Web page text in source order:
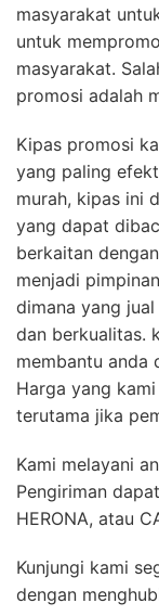
masyarakat
untuk
masyarakat.
promosi adalah
Kipas promosi
yang paling
murah, kipas ini
yang dapat
berkaitan
menjadi
dimana yang
dan berkualitas.
membantu anda
Harga yang
terutama jika
Kami melayani
Pengiriman
HERONA, atau
Kunjungi kami
dengan